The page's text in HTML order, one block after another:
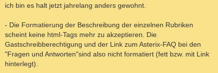
ich bin es halt jetzt jahrelang anders gewohnt.
- Die Formatierung der Beschreibung der einzelnen Rubriken
scheint keine html-Tags mehr zu akzeptieren. Die
Gastschreibberechtigung und der Link zum Asterix-FAQ bei den
"Fragen und Antworten"sind also nicht formatiert (fett bzw. mit Link
hinterlegt).